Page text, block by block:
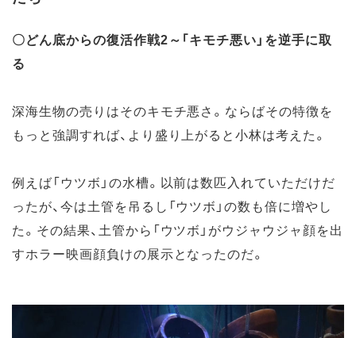
〇どん底からの復活作戦2～「キモチ悪い」を逆手に取
る
深海生物の売りはそのキモチ悪さ。ならばその特徴を
もっと強調すれば、より盛り上がると小林は考えた。
例えば「ウツボ」の水槽。以前は数匹入れていただけだ
ったが、今は土管を吊るし「ウツボ」の数も倍に増やし
た。その結果、土管から「ウツボ」がウジャウジャ顔を出
すホラー映画顔負けの展示となったのだ。